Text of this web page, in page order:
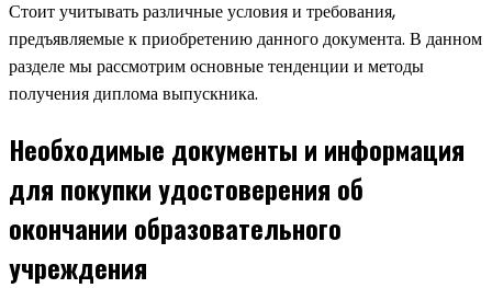
Стоит учитывать различные условия и требования,
предъявляемые к приобретению данного документа. В данном
разделе мы рассмотрим основные тенденции и методы
получения диплома выпускника.
Необходимые документы и информация
для покупки удостоверения об
окончании образовательного
учреждения